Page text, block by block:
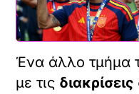
Ένα άλλο τμήμα
με τις